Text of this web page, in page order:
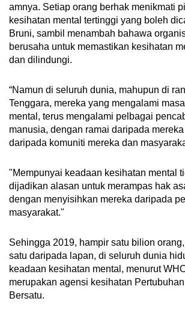
amnya. Setiap orang berhak menikmati
kesihatan mental tertinggi yang boleh
Bruni, sambil menambah bahawa
berusaha untuk memastikan kesihatan
dan dilindungi.
“Namun di seluruh dunia, mahupun di
Tenggara, mereka yang mengalami
mental, terus mengalami pelbagai
manusia, dengan ramai daripada
daripada komuniti mereka dan
"Mempunyai keadaan kesihatan mental
dijadikan alasan untuk merampas hak
dengan menyisihkan mereka daripada
masyarakat."
Sehingga 2019, hampir satu bilion
satu daripada lapan, di seluruh dunia
keadaan kesihatan mental, menurut
merupakan agensi kesihatan
Bersatu.